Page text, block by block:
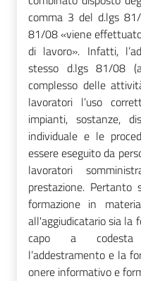
comma 3 del d.lgs
81/08 «viene
di lavoro». Infatti,
stesso d.lgs 81/08
complesso delle
lavoratori l’uso
impianti, sostanze,
individuale e le
essere eseguito da
lavoratori
prestazione. Pertanto
formazione in
all'aggiudicatario sia la
capo a codesta
l’addestramento e la
onere informativo e